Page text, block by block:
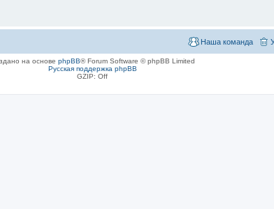
Наша команда
на основе phpBB® Forum Software © phpBB Limited
Русская поддержка phpBB
GZIP: Off